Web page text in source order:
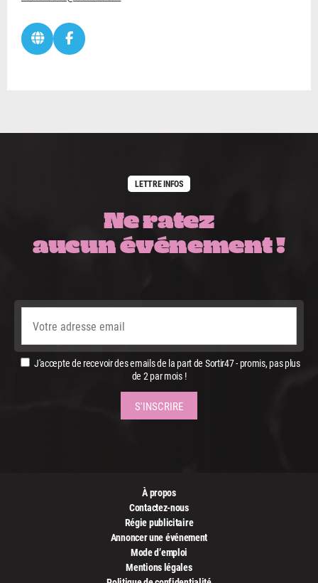
LETTRE INFOS
Ne ratez
aucun événement !
J'accepte de recevoir des emails de la part de Sortir47 - promis, pas plus
de 2 par mois !
À propos
Contactez-nous
Régie publicitaire
Annoncer une événement
Mode d’emploi
Mentions légales